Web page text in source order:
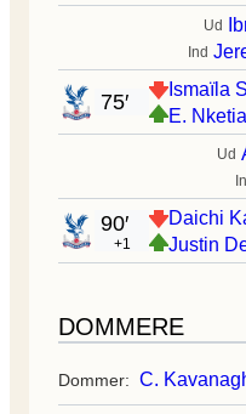
Ud
Ind
Ismaïla
E.
75′
Ud
Daichi
Justin
90′
+1
DOMMERE
Dommer: C.